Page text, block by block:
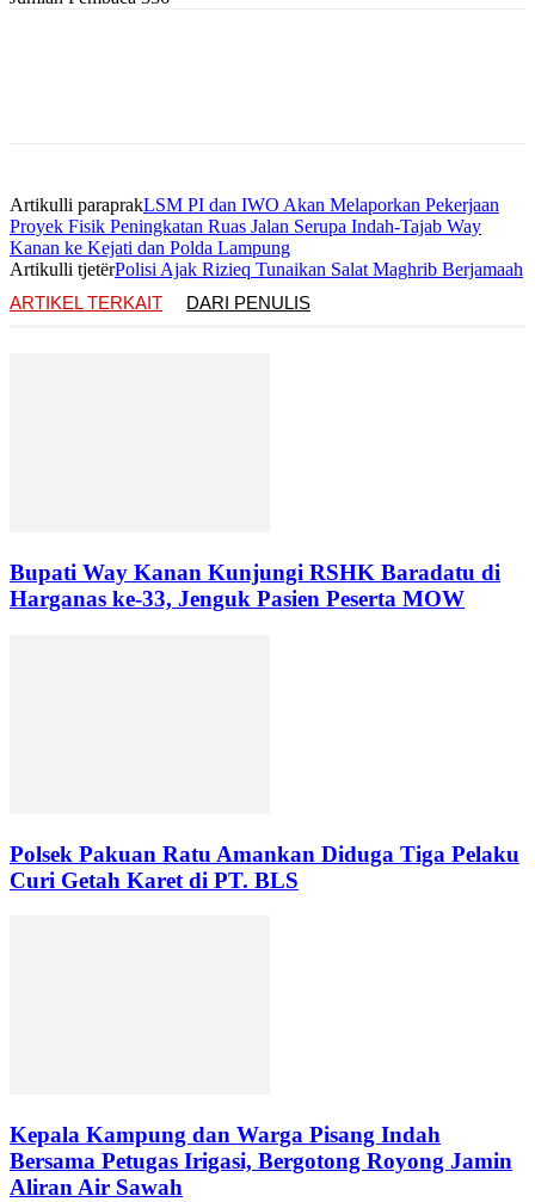
Artikulli paraprakLSM PI dan IWO Akan Melaporkan Pekerjaan
Proyek Fisik Peningkatan Ruas Jalan Serupa Indah-Tajab Way
Kanan ke Kejati dan Polda Lampung
Artikulli tjetërPolisi Ajak Rizieq Tunaikan Salat Maghrib Berjamaah
ARTIKEL TERKAIT
DARI PENULIS
Bupati Way Kanan Kunjungi RSHK Baradatu di
Harganas ke-33, Jenguk Pasien Peserta MOW
Polsek Pakuan Ratu Amankan Diduga Tiga Pelaku
Curi Getah Karet di PT. BLS
Kepala Kampung dan Warga Pisang Indah
Bersama Petugas Irigasi, Bergotong Royong Jamin
Aliran Air Sawah